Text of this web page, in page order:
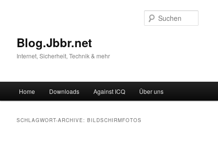
Blog.Jbbr.net
Internet, Sicherheit, Technik & mehr
Zum
Zum
Home Downloads Against ICQ Über uns
SCHLAGWORT-ARCHIVE:BILDSCHIRMFOTOS